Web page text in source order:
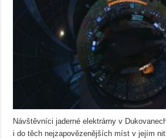
Návštěvníci jaderné elektrárny v
i do těch nejzapovězenějších míst v jejím